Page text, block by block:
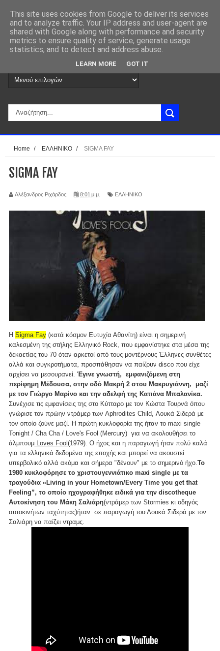
Home / ΕΛΛΗΝΙΚΟ / SIGMA FAY
SIGMA FAY
Αλέξανδρος Ριχάρδος 8:01 μ.μ. ΕΛΛΗΝΙΚΟ
Η Sigma Fay (κατά κόσμον Ευτυχία Αθανίτη) είναι η σημερινή
καλεσμένη της στήλης Ελληνικό Rock, που εμφανίστηκε στα μέσα της
δεκαετίας του 70 όταν αρκετοί από τους μοντέρνους Έλληνες συνθέτες
αλλά και συγκροτήματα, προσπάθησαν να παίζουν disco που είχε
αρχίσει να μεσουρανεί. Έγινε γνωστή, εμφανιζόμενη στη
περίφημη Μέδουσα, στην οδό Μακρή 2 στου Μακρυγιάννη, μαζί
με τον Γιώργο Μαρίνο και την αδελφή της Κατιάνα Μπαλανίκα.
Συνέχισε τις εμφανίσεις της στο Κύτταρο με τον Κώστα Τουρνά όπου
γνώρισε τον πρώην ντράμερ των Aphrodites Child, Λουκά Σιδερά με
τον οποίο ζούνε μαζί. H πρώτη κυκλοφορία της ήταν το maxi single
Tonight / Cha Cha / Love's Fool (Mercury) για να ακολουθήσει το
άλμπουμ Loves Fool(1979). Ο ήχος και η παραγωγή ήταν πολύ καλά
για τα ελληνικά δεδομένα της εποχής και μπορεί να ακουστεί
υπερβολικό αλλά ακόμα και σήμερα "δένουν" με το σημερινό ήχο. Το
1980 κυκλοφόρησε το χριστουγεννιάτικο maxi single με τα
τραγούδια «Living in your Hometown/Every Time you get that
Feeling”, το οποίο ηχογραφήθηκε ειδικά για την discotheque
Αυτοκίνηση του Μάκη Σαλιάρη(ντράμερ των Stormies κι οδηγός
αυτοκινήτων ταχύτητας)ήταν σε παραγωγή του Λουκά Σιδερά με τον
Σαλιάρη να παίζει ντραμς.
This site uses cookies from Google to deliver its services
and to analyze traffic. Your IP address and user-agent are
shared with Google along with performance and security
metrics to ensure quality of service, generate usage
statistics, and to detect and address abuse.
LEARN MORE GOT IT